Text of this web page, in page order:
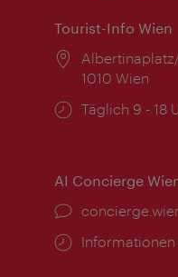
Tourist-Info Wien
Ort:
1010 Wien
Täglich 9 - 18
AI Concierge
Ort: